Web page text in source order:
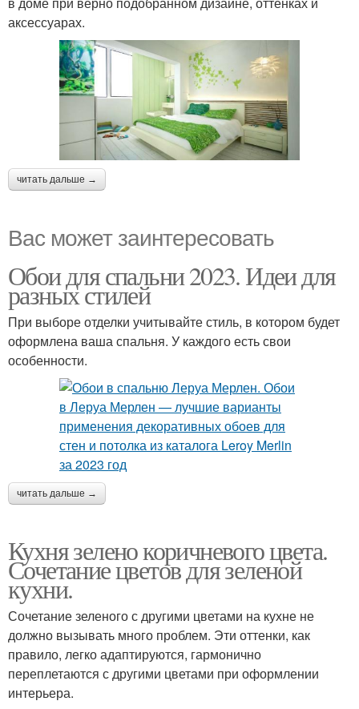
аксессуарах.
читать дальше →
Вас может заинтересовать
Обои для спальни 2023. Идеи для
разных стилей
При выборе отделки учитывайте стиль, в котором будет
оформлена ваша спальня. У каждого есть свои
особенности.
читать дальше →
Кухня зелено коричневого цвета.
Сочетание цветов для зеленой
кухни.
Сочетание зеленого с другими цветами на кухне не
должно вызывать много проблем. Эти оттенки, как
правило, легко адаптируются, гармонично
переплетаются с другими цветами при оформлении
интерьера.